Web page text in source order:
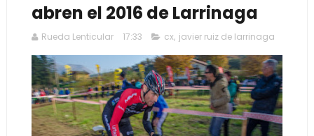
abren el 2016 de Larrinaga
Rueda Lenticular 17:33 cx, javier ruiz de larrinaga